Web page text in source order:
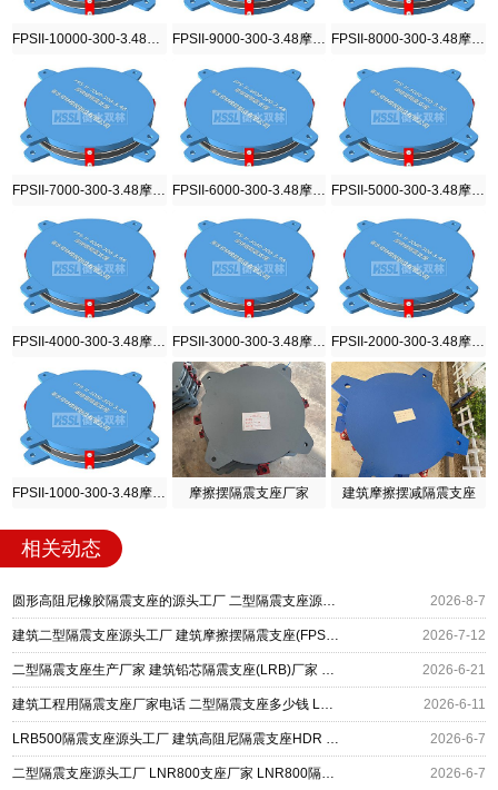
FPSII-9000-300-3.48摩擦摆隔震支座
FPSII-6000-300-3.48摩擦摆隔震支座
FPSII-3000-300-3.48摩擦摆隔震支座
摩擦摆隔震支座厂家 建筑摩擦摆减隔震支座
相关动态
圆形高阻尼橡胶隔震支座的源头工厂 二型隔震支座源头工厂 水平力分散型橡胶隔震支座厂家电话 2026-8-7
建筑二型隔震支座源头工厂 建筑摩擦摆隔震支座(FPS)生产厂家 矩形高阻尼橡胶隔震支座 2026-7-12
二型隔震支座生产厂家 建筑铅芯隔震支座(LRB)厂家 HDR1300橡胶隔震支座源头工厂 2026-6-21
建筑工程用隔震支座厂家电话 二型隔震支座多少钱 LRB300橡胶隔震支座生产厂家 2026-6-11
LRB500隔震支座源头工厂 建筑高阻尼隔震支座HDR 二型隔震支座多少钱 2026-6-7
二型隔震支座源头工厂 LNR800支座厂家 LNR800隔震支座生产厂家 2026-6-7